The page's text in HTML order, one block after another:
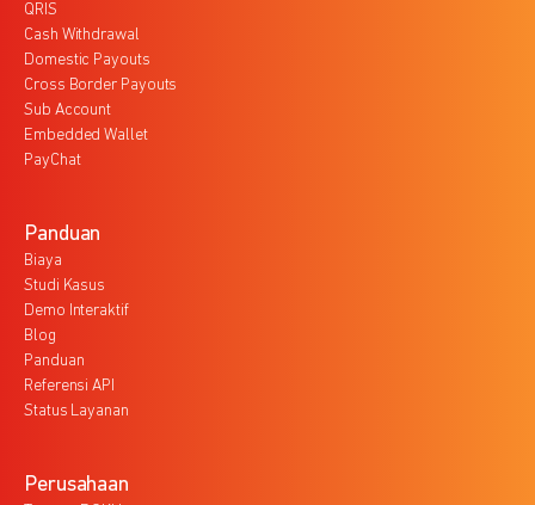
QRIS
Cash Withdrawal
Domestic Payouts
Cross Border Payouts
Sub Account
Embedded Wallet
PayChat
Panduan
Biaya
Studi Kasus
Demo Interaktif
Blog
Panduan
Referensi API
Status Layanan
Perusahaan